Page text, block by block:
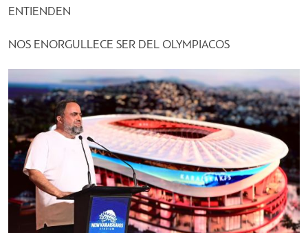
ENTIENDEN
NOS ENORGULLECE SER DEL OLYMPIACOS